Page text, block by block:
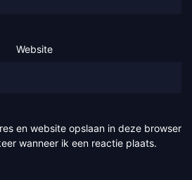
Website
en website opslaan in deze browser
wanneer ik een reactie plaats.